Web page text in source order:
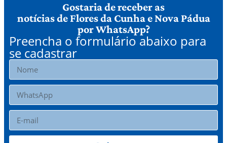
Gostaria de receber as
notícias de Flores da Cunha e Nova Pádua
por WhatsApp?
Preencha o formulário abaixo para
se cadastrar